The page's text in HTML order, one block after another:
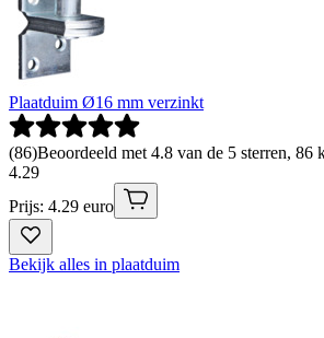
Plaatduim Ø16 mm verzinkt
(86)Beoordeeld met 4.8 van de 5 sterren, 86
4.29
Prijs: 4.29 euro
Bekijk alles in plaatduim